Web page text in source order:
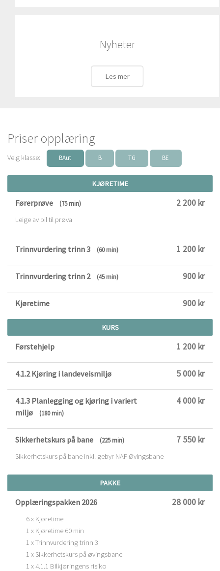
Nyheter
Les mer
Priser opplæring
Velg klasse: BAut B TG BE
KJØRETIME
Førerprøve (75 min)
Leige av bil til prøva
2 200 kr
Trinnvurdering trinn 3 (60 min) 1 200 kr
Trinnvurdering trinn 2 (45 min) 900 kr
Kjøretime 900 kr
KURS
Førstehjelp 1 200 kr
4.1.2 Kjøring i landeveismiljø 5 000 kr
4.1.3 Planlegging og kjøring i variert
miljø
(180 min)
4 000 kr
Sikkerhetskurs på bane (225 min)
Sikkerhetskurs på bane inkl. gebyr NAF Øvingsbane
7 550 kr
PAKKE
Opplæringspakken 2026
6 x Kjøretime
1 x Kjøretime 60 min
1 x Trinnvurdering trinn 3
1 x Sikkerhetskurs på øvingsbane
1 x 4.1.1 Bilkjøringens risiko
28 000 kr